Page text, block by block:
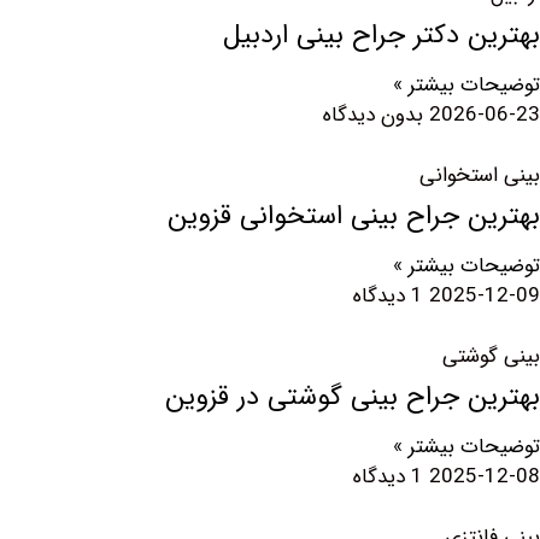
دکتر جراح بینی اردبیل
بیشتر »
بدون دیدگاه
جراح بینی استخوانی قزوین
بیشتر »
1 دیدگاه
جراح بینی گوشتی در قزوین
بیشتر »
1 دیدگاه